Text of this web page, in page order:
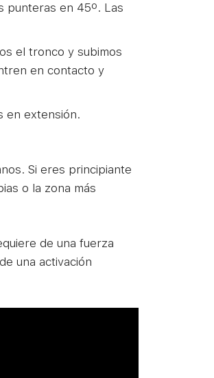
punteras en 45º. Las
el tronco y subimos
en contacto y
en extensión.
Si eres principiante
o la zona más
de una fuerza
una activación